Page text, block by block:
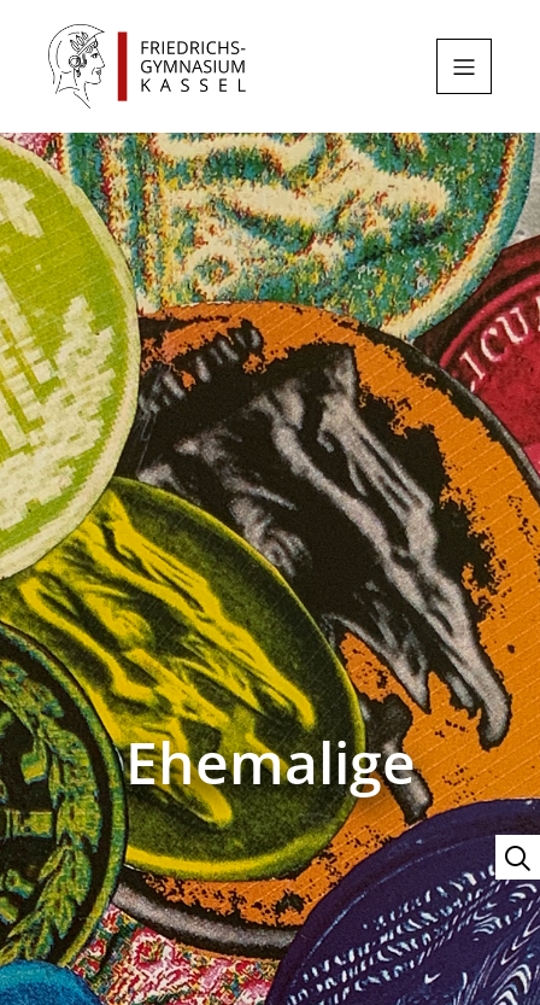
Ehemalige